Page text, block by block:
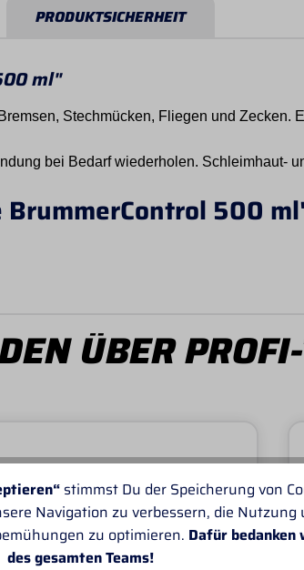
PRODUKTSICHERHEIT
ml"
Stechmücken, Fliegen und Zecken.
bei Bedarf wiederholen. Schleimhaut-
500
ÜBER
oft die Angabe der Lieferzeiten
gefällt mir alles sehr gut.
stimmst Du der Speicherung von
Navigation zu verbessern, die Nutzung
zu optimieren. Dafür bedanken
des gesamten Teams!